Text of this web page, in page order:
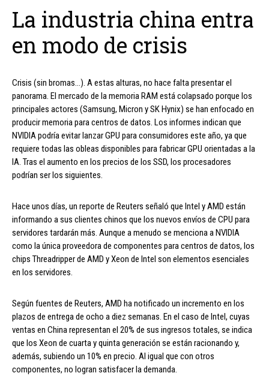
La industria china entra
en modo de crisis
Crisis (sin bromas…). A estas alturas, no hace falta presentar el
panorama. El mercado de la memoria RAM está colapsado porque los
principales actores (Samsung, Micron y SK Hynix) se han enfocado en
producir memoria para centros de datos. Los informes indican que
NVIDIA podría evitar lanzar GPU para consumidores este año, ya que
requiere todas las obleas disponibles para fabricar GPU orientadas a la
IA. Tras el aumento en los precios de los SSD, los procesadores
podrían ser los siguientes.
Hace unos días, un reporte de Reuters señaló que Intel y AMD están
informando a sus clientes chinos que los nuevos envíos de CPU para
servidores tardarán más. Aunque a menudo se menciona a NVIDIA
como la única proveedora de componentes para centros de datos, los
chips Threadripper de AMD y Xeon de Intel son elementos esenciales
en los servidores.
Según fuentes de Reuters, AMD ha notificado un incremento en los
plazos de entrega de ocho a diez semanas. En el caso de Intel, cuyas
ventas en China representan el 20% de sus ingresos totales, se indica
que los Xeon de cuarta y quinta generación se están racionando y,
además, subiendo un 10% en precio. Al igual que con otros
componentes, no logran satisfacer la demanda.